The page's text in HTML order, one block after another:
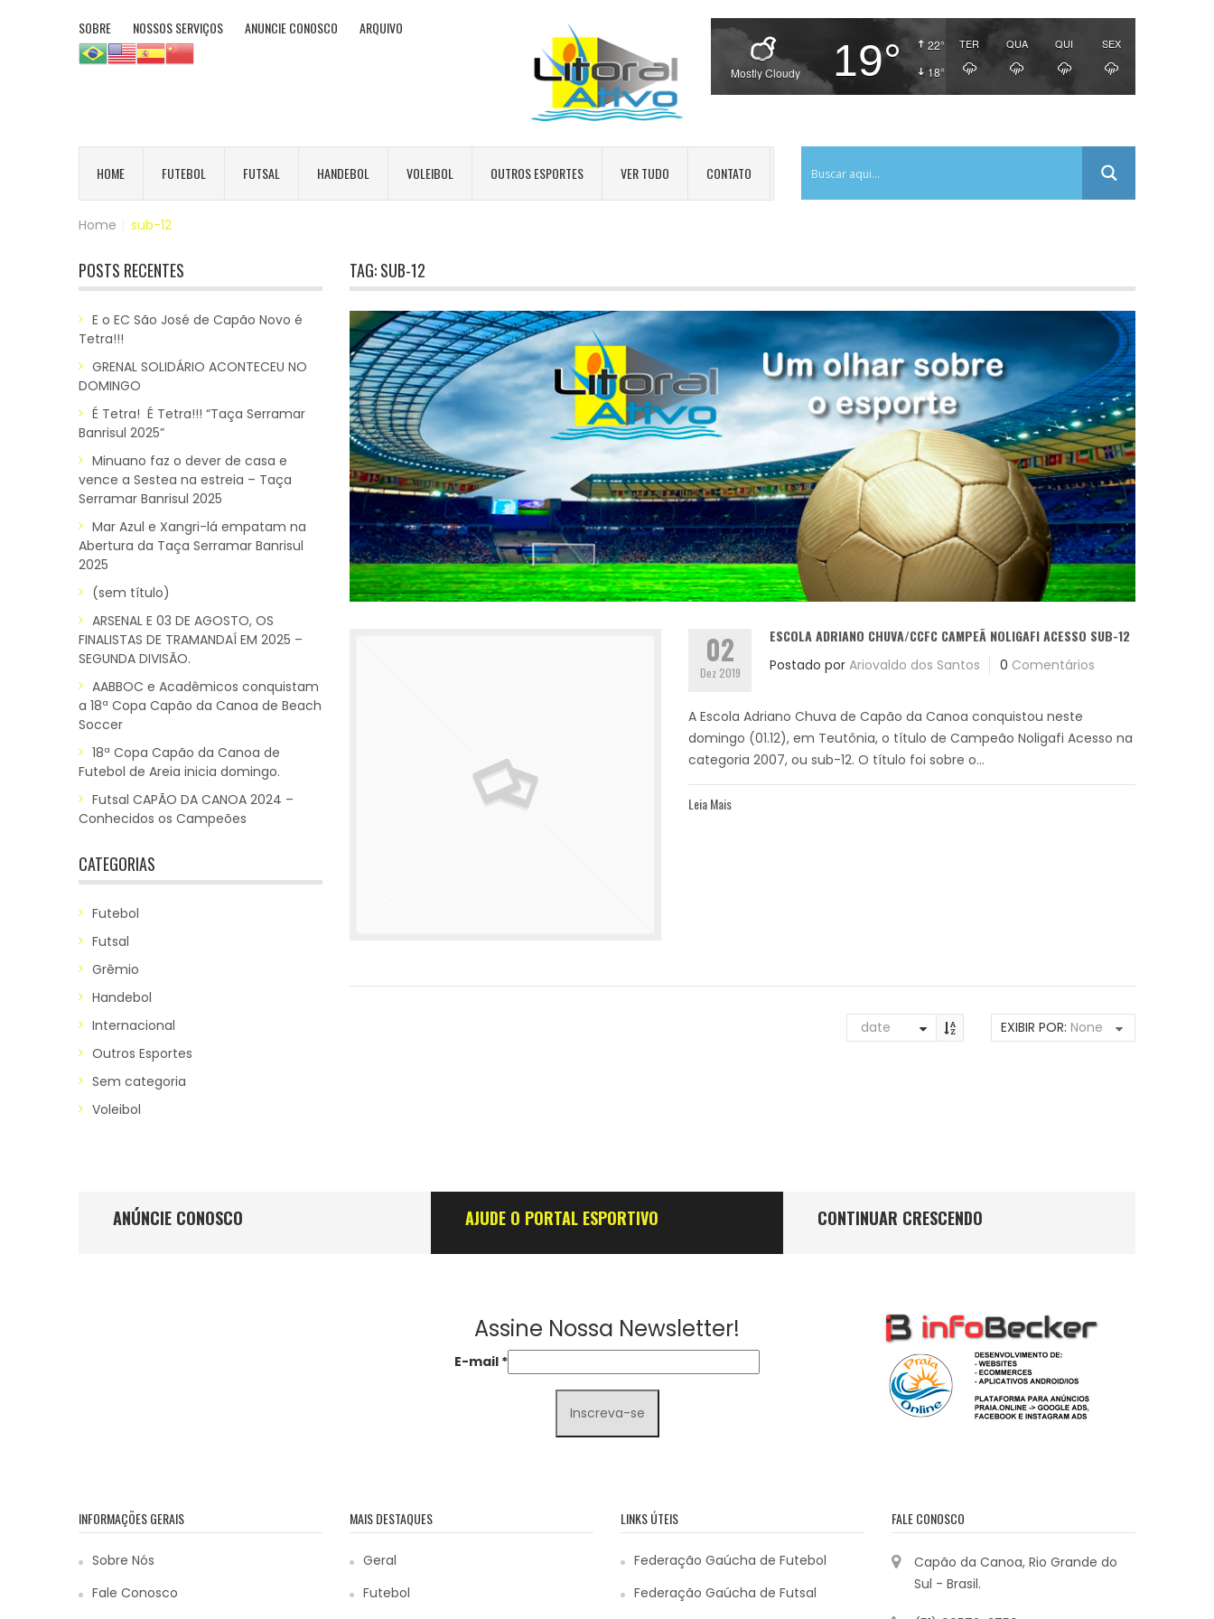
SOBRE NOSSOS SERVIÇOS ANUNCIE CONOSCO ARQUIVO
22°
18°
Mostly Cloudy 19° TER QUA QUI SEX
HOME FUTEBOL FUTSAL HANDEBOL VOLEIBOL OUTROS ESPORTES VER TUDO CONTATO
Home sub-12
POSTS RECENTES
E o EC São José de Capão Novo é
Tetra!!!
GRENAL SOLIDÁRIO ACONTECEU NO
DOMINGO
É Tetra! É Tetra!!! “Taça Serramar
Banrisul 2025”
Minuano faz o dever de casa e
vence a Sestea na estreia – Taça
Serramar Banrisul 2025
Mar Azul e Xangri-lá empatam na
Abertura da Taça Serramar Banrisul
2025
(sem título)
ARSENAL E 03 DE AGOSTO, OS
FINALISTAS DE TRAMANDAÍ EM 2025 –
SEGUNDA DIVISÃO.
AABBOC e Acadêmicos conquistam
a 18ª Copa Capão da Canoa de Beach
Soccer
18ª Copa Capão da Canoa de
Futebol de Areia inicia domingo.
Futsal CAPÃO DA CANOA 2024 –
Conhecidos os Campeões
CATEGORIAS
Futebol
Futsal
Grêmio
Handebol
Internacional
Outros Esportes
Sem categoria
Voleibol
TAG:SUB-12
02
Dez 2019
ESCOLA ADRIANO CHUVA/CCFC CAMPEÃ NOLIGAFI ACESSO SUB-12
Postado por Ariovaldo dos Santos 0 Comentários
A Escola Adriano Chuva de Capão da Canoa conquistou neste
domingo (01.12), em Teutônia, o título de Campeão Noligafi Acesso na
categoria 2007, ou sub-12. O título foi sobre o...
Leia Mais
date EXIBIR POR: None
ANÚNCIE CONOSCO AJUDE O PORTAL ESPORTIVO CONTINUAR CRESCENDO
Assine Nossa Newsletter!
E-mail *
INFORMAÇÕES GERAIS
Sobre Nós
Fale Conosco
MAIS DESTAQUES
Geral
Futebol
LINKS ÚTEIS
Federação Gaúcha de Futebol
Federação Gaúcha de Futsal
FALE CONOSCO
Capão da Canoa, Rio Grande do
Sul - Brasil.